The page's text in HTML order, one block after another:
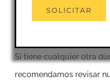
Si tiene cualquier otra
recomendamos revisar